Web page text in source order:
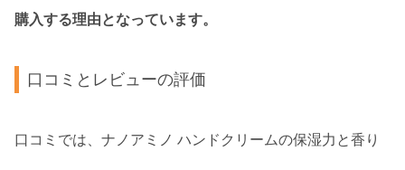
購入する理由となっています。
口コミとレビューの評価
口コミでは、ナノアミノ ハンドクリームの保湿力と香り